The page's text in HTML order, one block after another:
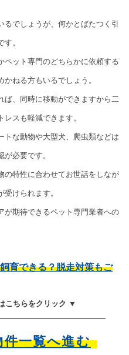
でしょうが、何かとばたつく引
。
ペット専門のどちらかに依頼する
ねる方もいるでしょう。
ば、同時に移動ができますから二
スも軽減できます。
トな動物や大型犬、爬虫類などは
必要です。
の特性に合わせてお世話をしなが
けられます。
が期待できるペット専門業者への
育できる？脱走対策もご
こちらをクリック ▼
件一覧へ進む